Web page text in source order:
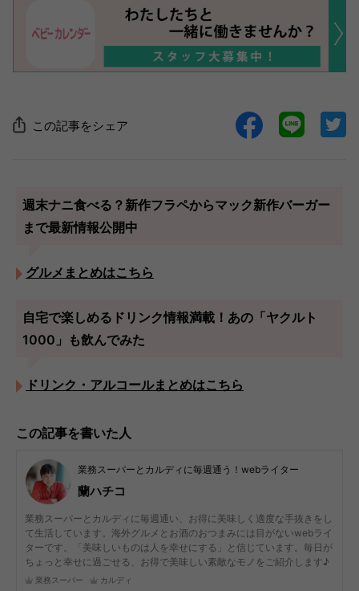
この記事をシェア
週末ナニ食べる？新作フラペからマック新作バーガー
まで最新情報公開中
グルメまとめはこちら
自宅で楽しめるドリンク情報満載！あの「ヤクルト
1000」も飲んでみた
ドリンク・アルコールまとめはこちら
この記事を書いた人
業務スーパーとカルディに毎週通う！webライター
蘭ハチコ
業務スーパーとカルディに毎週通い、お得に美味しく適度な手抜きをし
て生活しています。海外グルメとお酒のおつまみには目がないwebライ
ターです。「美味しいものは人を幸せにする」と信じています。毎日が
ちょっと幸せに過ごせる、お得で美味しい素敵なモノをご紹介します♪
業務スーパー カルディ